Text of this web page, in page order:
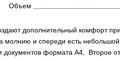
Объем
дополнительный комфорт
молнию и спереди есть
формата А4, Второе